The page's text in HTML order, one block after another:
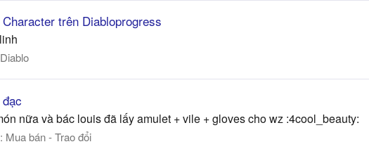
trên Diabloprogress
Diablo
nữa và bác louis đã lấy amulet + vile + gloves cho wz :4cool_beauty:
Mua bán - Trao đổi